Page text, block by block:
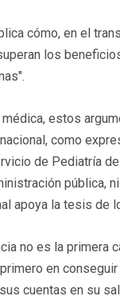
cómo, en el
los
estos
como
de Pediatría
pública,
apoya la tesis de
no es la primera
en
cuentas en su